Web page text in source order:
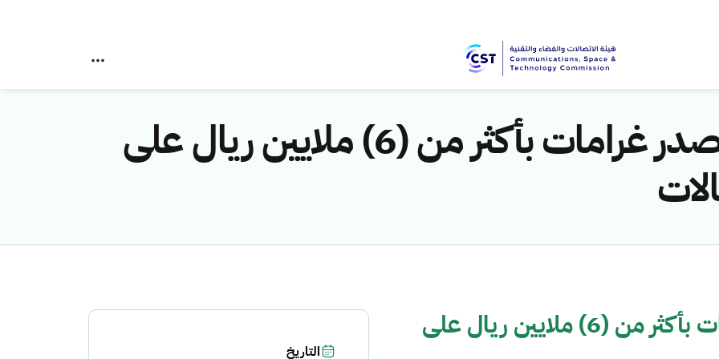
"هيئة الاتصالات" تصدر غرامات بأكثر من (6) ملايين ريال على
"هيئة الاتصالات" تصدر غرامات بأكثر من (6) ملايين ريال على
التاريخ